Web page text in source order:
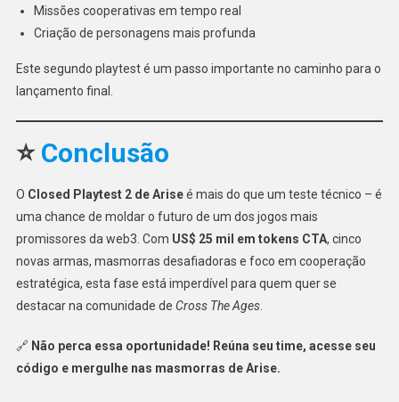
Missões cooperativas em tempo real
Criação de personagens mais profunda
Este segundo playtest é um passo importante no caminho para o
lançamento final.
⭐ Conclusão
O Closed Playtest 2 de Ariseé mais do que um teste técnico – é
uma chance de moldar o futuro de um dos jogos mais
promissores da web3. Com US$ 25 mil em tokens CTA, cinco
novas armas, masmorras desafiadoras e foco em cooperação
estratégica, esta fase está imperdível para quem quer se
destacar na comunidade de Cross The Ages.
🔗 Não perca essa oportunidade! Reúna seu time, acesse seu
código e mergulhe nas masmorras de Arise.